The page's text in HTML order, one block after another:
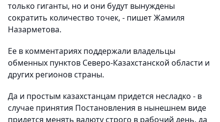
только гиганты, но и они будут вынуждены
сократить количество точек, - пишет Жамиля
Назарметова.
Ее в комментариях поддержали владельцы
обменных пунктов Северо-Казахстанской области и
других регионов страны.
Да и простым казахстанцам придется несладко - в
случае принятия Постановления в нынешнем виде
придется менять валюту строго в рабочий день, да